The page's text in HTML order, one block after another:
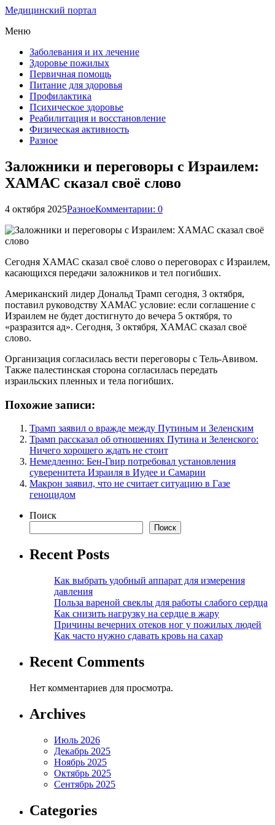
Медицинский портал
Меню
Заболевания и их лечение
Здоровье пожилых
Первичная помощь
Питание для здоровья
Профилактика
Психическое здоровье
Реабилитация и восстановление
Физическая активность
Разное
Заложники и переговоры с Израилем:
ХАМАС сказал своё слово
4 октября 2025РазноеКомментарии: 0
Сегодня ХАМАС сказал своё слово о переговорах с Израилем,
касающихся передачи заложников и тел погибших.
Американский лидер Дональд Трамп сегодня, 3 октября,
поставил руководству ХАМАС условие: если соглашение с
Израилем не будет достигнуто до вечера 5 октября, то
«разразится ад». Сегодня, 3 октября, ХАМАС сказал своё
слово.
Организация согласилась вести переговоры с Тель-Авивом.
Также палестинская сторона согласилась передать
израильских пленных и тела погибших.
Похожие записи:
Трамп заявил о вражде между Путиным и Зеленским
Трамп рассказал об отношениях Путина и Зеленского:
Ничего хорошего ждать не стоит
Немедленно: Бен-Гвир потребовал установления
суверенитета Израиля в Иудее и Самарии
Макрон заявил, что не считает ситуацию в Газе
геноцидом
Поиск
Поиск
Recent Posts
Как выбрать удобный аппарат для измерения
давления
Польза вареной свеклы для работы слабого сердца
Как снизить нагрузку на сердце в жару
Причины вечерних отеков ног у пожилых людей
Как часто нужно сдавать кровь на сахар
Recent Comments
Нет комментариев для просмотра.
Archives
Июль 2026
Декабрь 2025
Ноябрь 2025
Октябрь 2025
Сентябрь 2025
Categories